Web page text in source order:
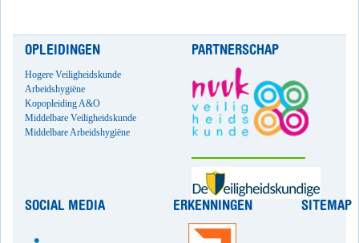
OPLEIDINGEN
Hogere Veiligheidskunde
Arbeidshygiëne
Kopopleiding A&O
Middelbare Veiligheidskunde
Middelbare Arbeidshygiëne
PARTNERSCHAP
SOCIAL MEDIA ERKENNINGEN SITEMAP